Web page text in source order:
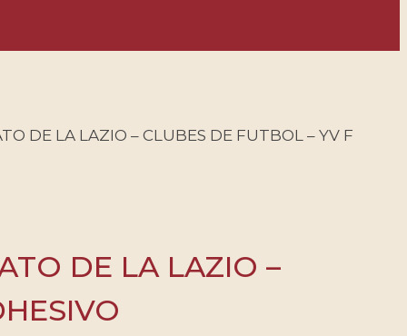
DE LA LAZIO – CLUBES DE FUTBOL – YV F
DE LA LAZIO –